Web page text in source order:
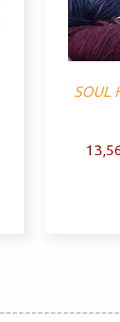
SOUL